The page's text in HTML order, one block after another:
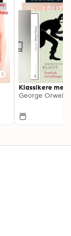
Klassikere med
George Orwell